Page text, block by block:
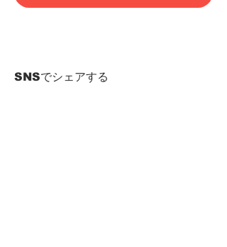
SNSでシェアする